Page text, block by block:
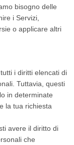
bisogno delle
i Servizi,
o applicare altri
i diritti elencati di
Tuttavia, questi
in determinate
la tua richiesta
avere il diritto di
che